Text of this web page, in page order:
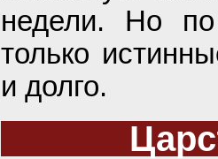
недели. Но
только
и долго.